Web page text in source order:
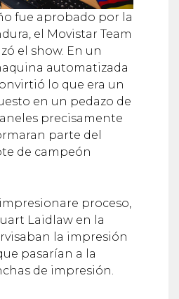
fue aprobado por la
el Movistar Team
el show. En un
automatizada
lo que era un
en un pedazo de
precisamente
parte del
de campeón
proceso,
Laidlaw en la
la impresión
pasarían a la
de impresión.